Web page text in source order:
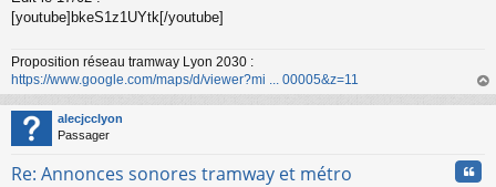
n
l
u
[youtube]bkeS1z1UYtk[/youtube]
Proposition réseau tramway Lyon 2030 :
https://www.google.com/maps/d/viewer?mi ... 00005&z=11
au
alecjcclyon
Passager
Re: Annonces sonores tramway et métro